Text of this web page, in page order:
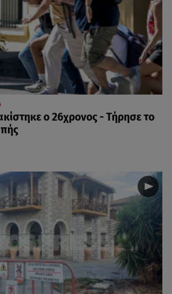
ο 26χρονος - Τήρησε το